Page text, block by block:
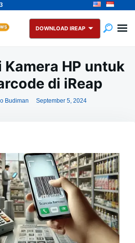
DOWNLOAD IREAP
Kamera HP untuk
di iReap
Budiman September 5, 2024